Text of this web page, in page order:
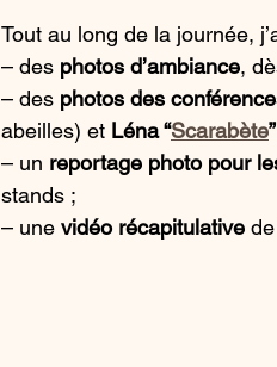
Tout au long de la journée,
– des photos d’ambiance,
– des photos des
abeilles) et Léna “Scarabète”
– un reportage photo pour
stands ;
– une vidéo récapitulative